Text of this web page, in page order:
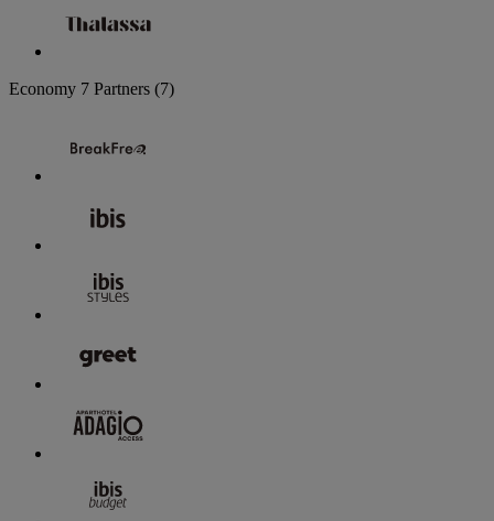
Economy 7 Partners (7)